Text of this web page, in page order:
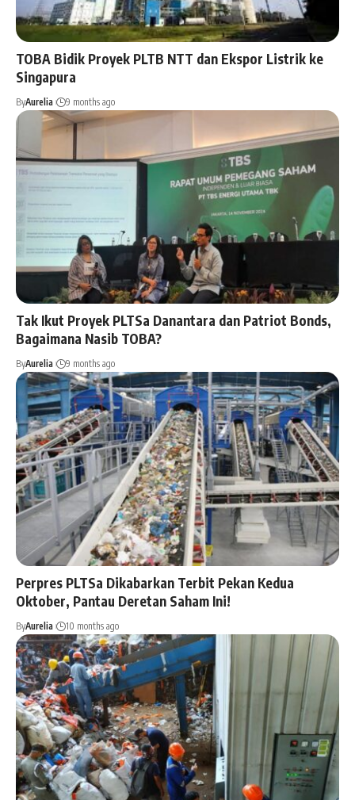
TOBA Bidik Proyek PLTB NTT dan Ekspor Listrik ke
Singapura
ByAurelia 9 months ago
Tak Ikut Proyek PLTSa Danantara dan Patriot Bonds,
Bagaimana Nasib TOBA?
ByAurelia 9 months ago
Perpres PLTSa Dikabarkan Terbit Pekan Kedua
Oktober, Pantau Deretan Saham Ini!
ByAurelia 10 months ago